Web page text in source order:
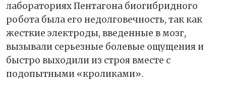
лабораториях Пентагона биогибридного
робота была его недолговечность, так как
жесткие электроды, введенные в мозг,
вызывали серьезные болевые ощущения и
быстро выходили из строя вместе с
подопытными «кроликами».